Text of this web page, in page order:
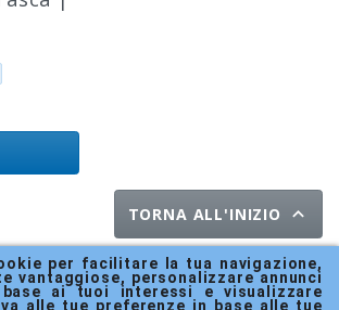
per facilitare la tua navigazione,
vantaggiose, personalizzare annunci
ai tuoi interessi e visualizzare
alle tue preferenze in base alle tue
TORNA ALL'INIZIO 